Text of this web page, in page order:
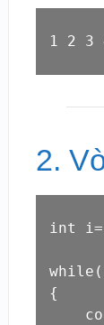
1 2 3
2.
int
{